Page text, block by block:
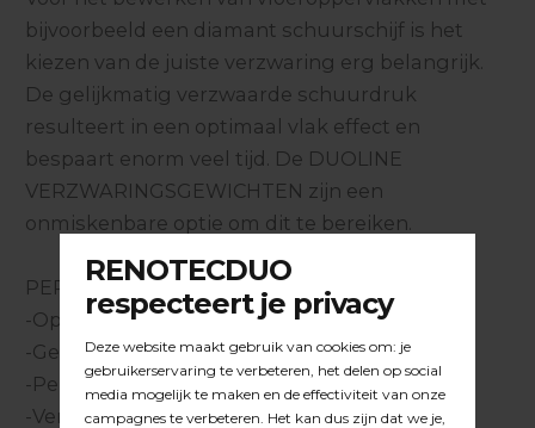
bijvoorbeeld een diamant schuurschijf is het
kiezen van de juiste verzwaring erg belangrijk.
De gelijkmatig verzwaarde schuurdruk
resulteert in een optimaal vlak effect en
bespaart enorm veel tijd. De DUOLINE
VERZWARINGSGEWICHTEN zijn een
onmiskenbare optie om dit te bereiken.
PERFORMANCE :
-Optimale verdeling van de verzwaring,
-Gewicht 15KG (ook leverbaar23KG),
-Perfecte pasvorm op de machine,
-Vergrendeld zich zelf bij het kantelen van de